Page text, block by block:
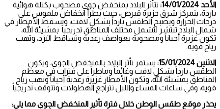
الأحد 14/01/2024:
تتأثر البلاد بمنخفض جوي مصحوب بكتلة هوائية
باردة، يتمركز شرق جزيرة قبرص، حيث يطرأ انخفاض ملموس على
درجات الحرارة ويصبح الطقس بارداً بشكلٍ لافت، وتسقط الأمطار في
شمال البلاد تنتشر لتشمل مختلف المناطق تدريجياً بمشيئة الله،
تكون غزيرة أحياناً ومصحوبة بعواصف رعدية وتساقط البَرَد، وتهب
رياح قوية.
الاثنين 15/01/2024:
يستمر تأثر البلاد بالمنخفض الجوي، ويكون
الطقس بارداً بشكلٍ لافت وغائماً وماطراً على فترات في معظم
المناطق بمشيئة الله، وتكون الأمطار غزيرة رعدية أحياناً وتهب رياح
قوية، وفي ساعات المساء والليل تتراجع الهطولات وتتوقف تدريجياً.
يحذر موقع طقس الوطن خلال فترة تأثير المنخفض الجوي مما يلي: